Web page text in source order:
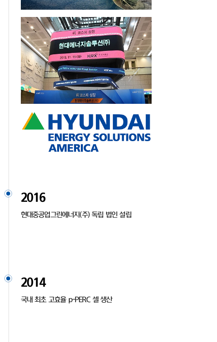
2016
현대중공업그린에너지(주) 독립 법인 설립
2014
국내 최초 고효율 p-PERC 셀 생산